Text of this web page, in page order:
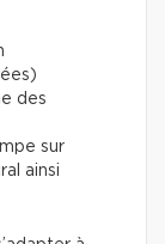
des
sur
ainsi